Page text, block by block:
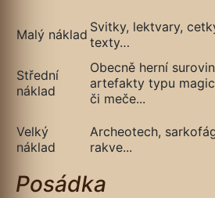
Malý náklad Svitky, lektvary,
texty…
Střední
náklad
Obecně herní
artefakty typu
či meče...
Velký
náklad
Archeotech,
rakve...
Posádka